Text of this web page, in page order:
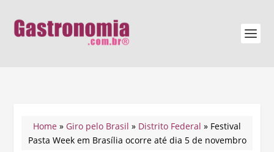
Home » Giro pelo Brasil » Distrito Federal » Festival
Pasta Week em Brasília ocorre até dia 5 de novembro